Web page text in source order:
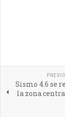
Sismo 4.6 se
la zona